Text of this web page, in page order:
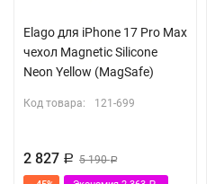
Elago для iPhone 17 Pro Max
чехол Magnetic Silicone
Neon Yellow (MagSafe)
Код товара: 121-699
2 827 Р 5 190Р